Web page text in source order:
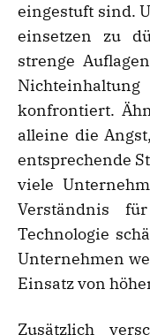
eingestuft sind.
einsetzen zu
strenge
konfrontiert.
alleine die
entsprechende
viele
Verständnis
Technologie
Unternehmen
Einsatz von
Zusätzlich